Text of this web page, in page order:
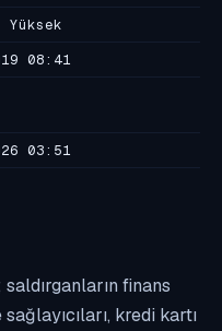
08:41
03:51
finans
kredi kartı